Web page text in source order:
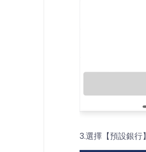
3.選擇【預設銀行】